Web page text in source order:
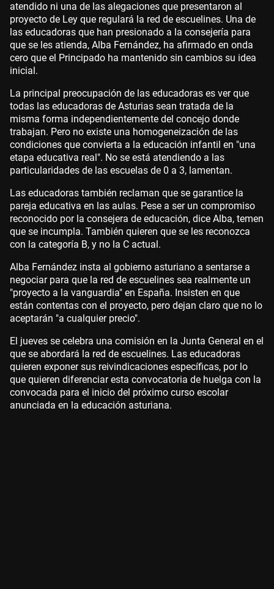
atendido ni una de las alegaciones que presentaron al
proyecto de Ley que regulará la red de escuelines. Una de
las educadoras que han presionado a la consejería para
que se les atienda, Alba Fernández, ha afirmado en onda
cero que el Principado ha mantenido sin cambios su idea
inicial.
La principal preocupación de las educadoras es ver que
todas las educadoras de Asturias sean tratada de la
misma forma independientemente del concejo donde
trabajan. Pero no existe una homogeneización de las
condiciones que convierta a la educación infantil en "una
etapa educativa real". No se está atendiendo a las
particularidades de las escuelas de 0 a 3, lamentan.
Las educadoras también reclaman que se garantice la
pareja educativa en las aulas. Pese a ser un compromiso
reconocido por la consejera de educación, dice Alba, temen
que se incumpla. También quieren que se les reconozca
con la categoría B, y no la C actual.
Alba Fernández insta al gobierno asturiano a sentarse a
negociar para que la red de escuelines sea realmente un
"proyecto a la vanguardia" en España. Insisten en que
están contentas con el proyecto, pero dejan claro que no lo
aceptarán "a cualquier precio".
El jueves se celebra una comisión en la Junta General en el
que se abordará la red de escuelines. Las educadoras
quieren exponer sus reivindicaciones específicas, por lo
que quieren diferenciar esta convocatoria de huelga con la
convocada para el inicio del próximo curso escolar
anunciada en la educación asturiana.